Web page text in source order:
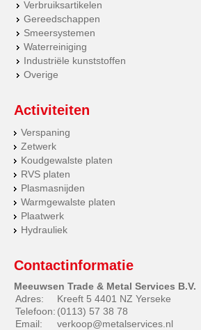
Verbruiksartikelen
Gereedschappen
Smeersystemen
Waterreiniging
Industriële kunststoffen
Overige
Activiteiten
Verspaning
Zetwerk
Koudgewalste platen
RVS platen
Plasmasnijden
Warmgewalste platen
Plaatwerk
Hydrauliek
Contactinformatie
Meeuwsen Trade & Metal Services B.V.
Adres:
Kreeft 5 4401 NZ Yerseke
Telefoon: (0113) 57 38 78
Email:
verkoop@metalservices.nl